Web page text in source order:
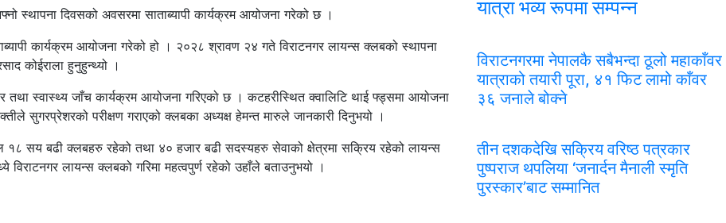
दिवसको अवसरमा साताब्यापी कार्यक्रम आयोजना गरेको छ ।
कार्यक्रम आयोजना गरेको हो । २०२८ श्रावण २४ गते विराटनगर लायन्स क्लबको स्थापना
कोईराला हुनुहुन्थ्यो ।
तथा स्वास्थ्य जाँच कार्यक्रम आयोजना गरिएको छ । कटहरीस्थित क्वालिटि थाई फ्ड्समा आयोजना
सुगरप्रेशरको परीक्षण गराएको क्लबका अध्यक्ष हेमन्त मारुले जानकारी दिनुभयो ।
१८ सय बढी क्लबहरु रहेको तथा ४० हजार बढी सदस्यहरु सेवाको क्षेत्रमा सक्रिय रहेको लायन्स
लायन्स क्लबको गरिमा महत्वपुर्ण रहेको उहाँले बताउनुभयो ।
यात्रा भव्य रूपमा सम्पन्न
विराटनगरमा नेपालकै सबैभन्दा ठूलो महाकाँवर
यात्राको तयारी पूरा, ४१ फिट लामो काँवर
३६ जनाले बोक्ने
तीन दशकदेखि सक्रिय वरिष्ठ पत्रकार
पुष्पराज थपलिया ‘जनार्दन मैनाली स्मृति
पुरस्कार’बाट सम्मानित